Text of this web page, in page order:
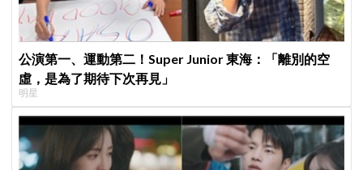
公演第一、運動第二！Super Junior 東海：「離別的空
虛，是為了期待下次再見」
明星